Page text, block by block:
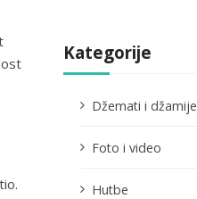
Kategorije
Džemati i džamije
Foto i video
Hutbe